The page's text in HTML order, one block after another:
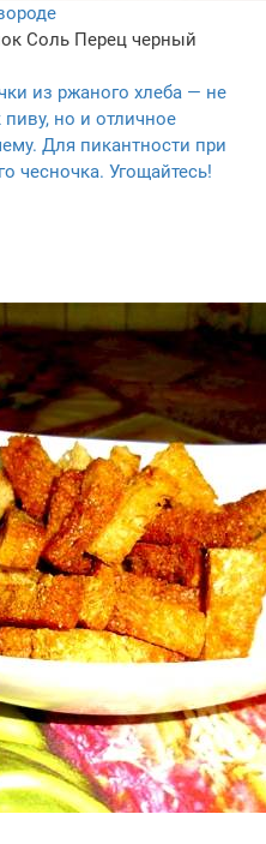
Соль Перец черный
из ржаного хлеба — не
пиву, но и отличное
Для пикантности при
чесночка. Угощайтесь!